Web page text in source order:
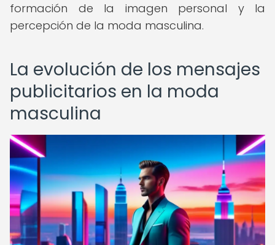
formación de la imagen personal y la
percepción de la moda masculina.
La evolución de los mensajes
publicitarios en la moda
masculina